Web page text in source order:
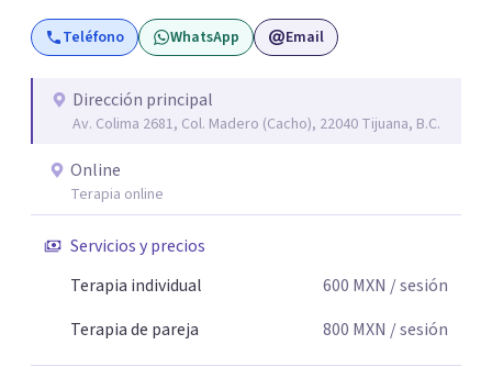
repite, qué duele, y qué puede transformarse. En mi
consultorio hay lugar para todo: risas, tristezas, enojos y
escuchada. Si pudiste conectar con algo de esto,
mándame un mensaje y comencemos juntos a trabajar en
Teléfono WhatsApp Email
Dirección principal
Av. Colima 2681, Col. Madero (Cacho), 22040 Tijuana, B.C.
Online
Terapia online
Servicios y precios
Terapia individual
600 MXN / sesión
Terapia de pareja
800 MXN / sesión